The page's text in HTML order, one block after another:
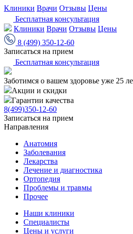
Клиники Врачи Отзывы Цены
Бесплатная консультация
Клиники Врачи Отзывы Цены
8 (499) 350-12-60
Записаться на прием
Бесплатная консультация
Заботимся о вашем здоровье уже 25
Акции и скидки
Гарантии качества
8(499)350-12-60
Записаться на прием
Направления
Анатомия
Заболевания
Лекарства
Лечение и диагностика
Ортопедия
Проблемы и травмы
Прочее
Наши клиники
Специалисты
Цены и услуги